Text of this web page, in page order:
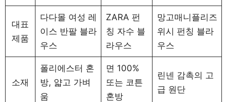
대표
제품
다다몰 여성 레
이스 반팔 블라
우스
ZARA 펀
칭 자수 블
라우스
망고매니플리즈
위시 펀칭 블라
우스
소재
폴리에스터 혼
방, 얇고 가벼
움
면 100%
또는 코튼
혼방
린넨 감촉의 고
급 원단